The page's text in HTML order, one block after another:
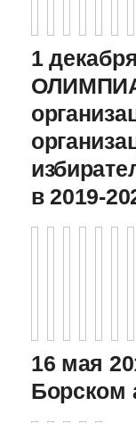
1
в 2019-
16 мая
Борском